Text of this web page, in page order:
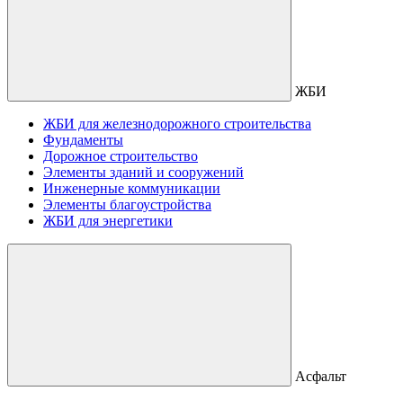
ЖБИ
ЖБИ для железнодорожного строительства
Фундаменты
Дорожное строительство
Элементы зданий и сооружений
Инженерные коммуникации
Элементы благоустройства
ЖБИ для энергетики
Асфальт